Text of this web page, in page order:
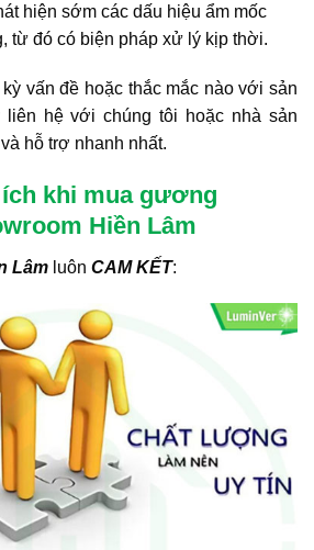
hiện sớm các dấu hiệu ẩm mốc
từ đó có biện pháp xử lý kịp thời.
vấn đề hoặc thắc mắc nào với sản
liên hệ với chúng tôi hoặc nhà sản
hỗ trợ nhanh nhất.
khi mua gương
Hiền Lâm
Lâm luôn CAM KẾT: